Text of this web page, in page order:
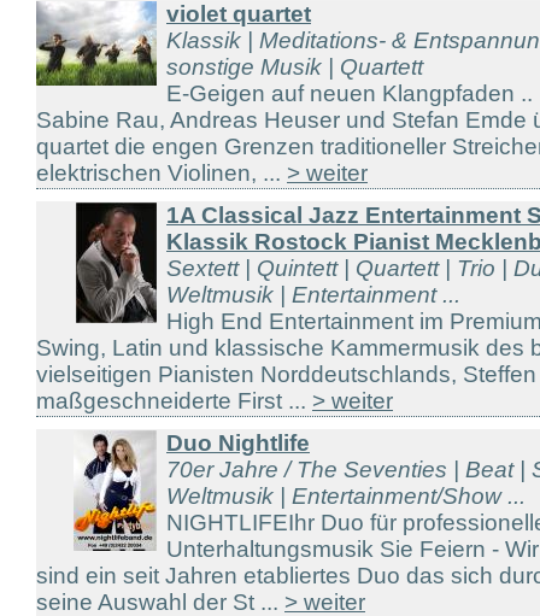
violet quartet
Klassik | Meditations- &
sonstige Musik | Quartett
E-Geigen auf neuen Klangpfaden
Sabine Rau, Andreas Heuser und Stefan Emde
quartet die engen Grenzen traditioneller
elektrischen Violinen, ... > weiter
1A Classical Jazz Entertainment
Klassik Rostock Pianist
Sextett | Quintett | Quartett | Trio |
Weltmusik | Entertainment ...
High End Entertainment im
Swing, Latin und klassische Kammermusik des
vielseitigen Pianisten Norddeutschlands,
maßgeschneiderte First ... > weiter
Duo Nightlife
70er Jahre / The Seventies | Beat |
Weltmusik | Entertainment/Show ...
NIGHTLIFEIhr Duo für
Unterhaltungsmusik Sie Feiern -
sind ein seit Jahren etabliertes Duo das sich
seine Auswahl der St ... > weiter